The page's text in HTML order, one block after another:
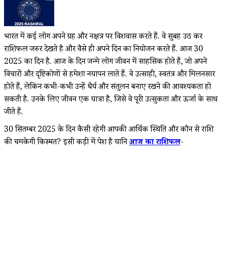
भारत में कई लोग अपने ग्रह और नक्षत्र पर विशवास करते हैं. वे सुबह उठ कर
राशिफल जरुर देखते है और वैसे ही अपने दिन का नियोजन करते हैं. आज 30
2025 का दिन है. आज के दिन जन्मे लोग जीवन में साहसिक होते हैं, जो अपने
विचारों और दृष्टिकोणों से हमेशा नयापन लाते हैं. वे उत्साही, स्वतंत्र और मिलनसार
होते हैं, लेकिन कभी-कभी उन्हें धैर्य और संतुलन बनाए रखने की आवश्यकता हो
सकती है. उनके लिए जीवन एक यात्रा है, जिसे वे पूरी उत्सुकता और ऊर्जा के साथ
जीते हैं.
30 सितम्बर 2025 के दिन कैसी रहेगी आपकी आर्थिक स्थिति और कौन से राशि
की चमकेगी किस्मत? इसी कड़ी में पेश है यानिआज का राशिफल-